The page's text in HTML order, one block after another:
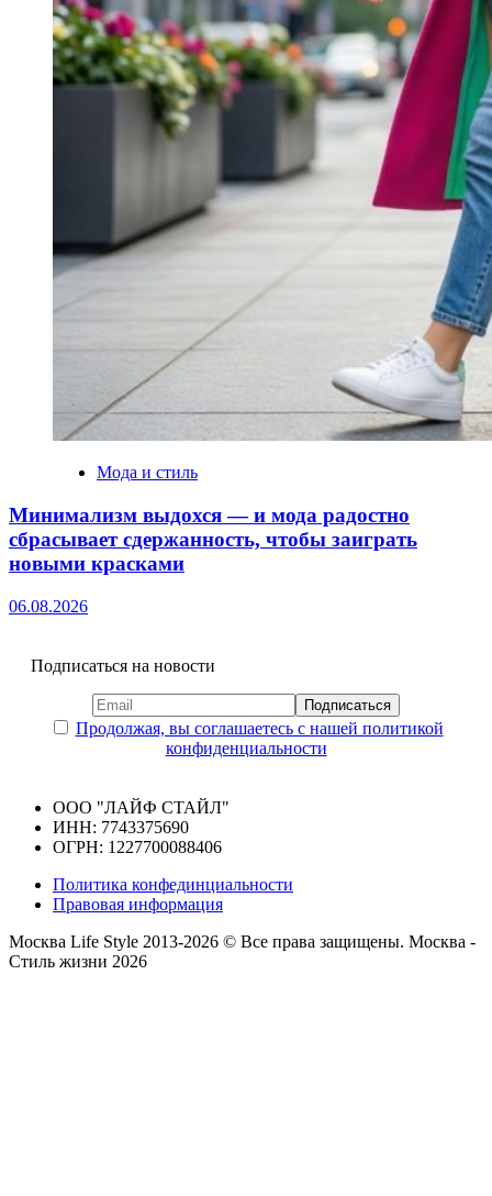
Мода и стиль
Минимализм выдохся — и мода радостно
сбрасывает сдержанность, чтобы заиграть
новыми красками
06.08.2026
Подписаться на новости
Продолжая, вы соглашаетесь с нашей политикой
конфиденциальности
ООО "ЛАЙФ СТАЙЛ"
ИНН: 7743375690
ОГРН: 1227700088406
Политика конфединциальности
Правовая информация
Москва Life Style 2013-2026 © Все права защищены. Москва -
Стиль жизни 2026